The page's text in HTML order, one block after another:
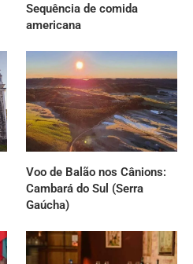
Sequência de comida
americana
Voo de Balão nos Cânions:
Cambará do Sul (Serra
Gaúcha)